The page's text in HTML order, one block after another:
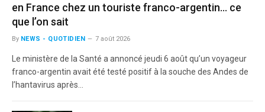
en France chez un touriste franco-argentin… ce
que l’on sait
By NEWS - QUOTIDIEN 7 août 2026
Le ministère de la Santé a annoncé jeudi 6 août qu’un voyageur
franco-argentin avait été testé positif à la souche des Andes de
l’hantavirus après…